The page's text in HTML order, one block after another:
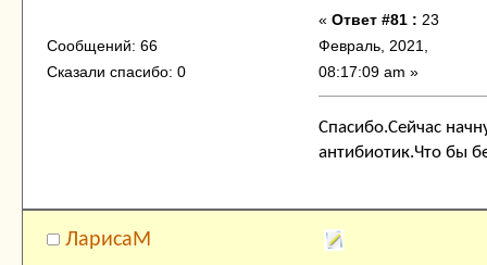
Сообщений: 66
Сказали спасибо: 0
« Ответ #81 : 23
Февраль, 2021,
08:17:09 am »
Спасибо.Сейчас
антибиотик.Что бы
ЛарисаМ